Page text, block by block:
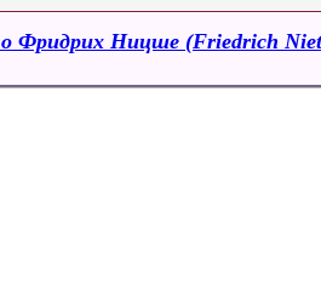
о Фридрих Ницше (Friedrich